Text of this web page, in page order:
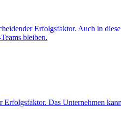
Erfolgsfaktor. Auch in
bleiben.
Das Unternehmen